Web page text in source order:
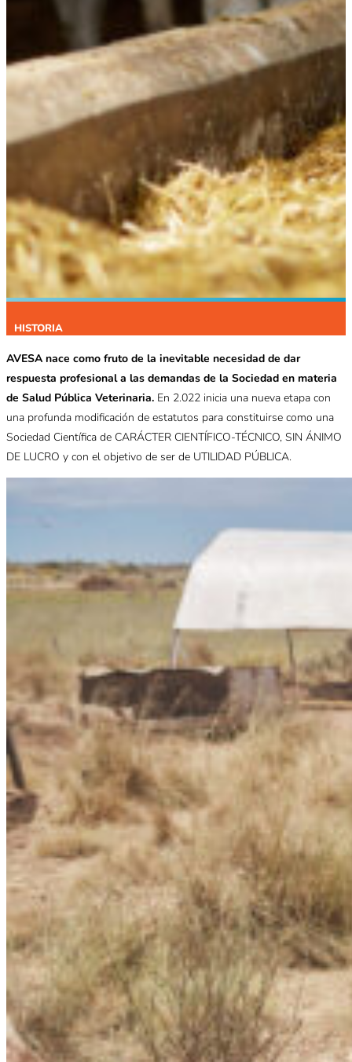
HISTORIA
AVESA nace como fruto de la inevitable necesidad de dar
respuesta profesional a las demandas de la Sociedad en materia
de Salud Pública Veterinaria. En 2.022 inicia una nueva etapa con
una profunda modificación de estatutos para constituirse como una
Sociedad Científica de CARÁCTER CIENTÍFICO-TÉCNICO, SIN ÁNIMO
DE LUCRO y con el objetivo de ser de UTILIDAD PÚBLICA.